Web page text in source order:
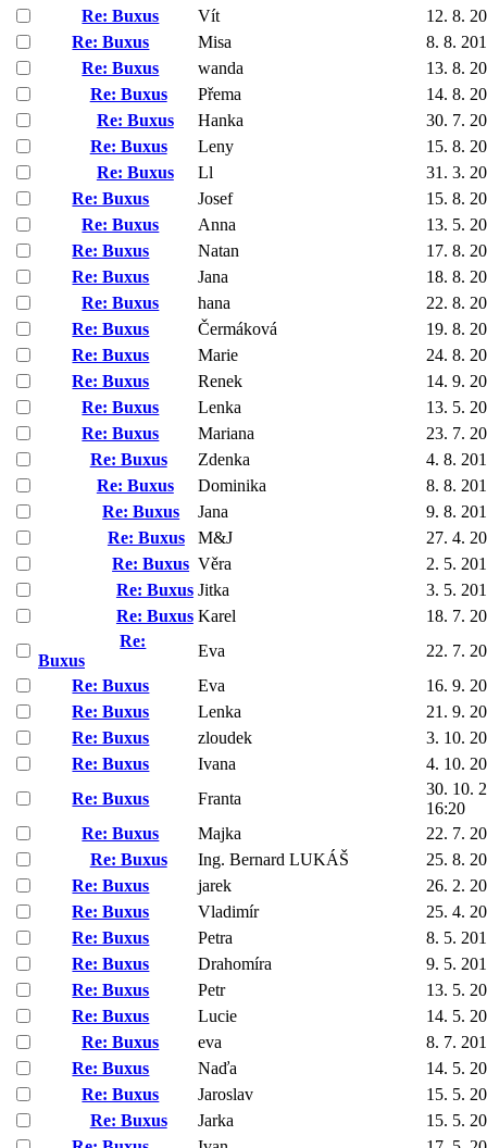
Re: Buxus
Vít
12. 8.
Re: Buxus
Misa
8. 8.
Re: Buxus
wanda
13. 8.
Re: Buxus
Přema
14. 8.
Re: Buxus
Hanka
30. 7.
Re: Buxus
Leny
15. 8.
Re: Buxus
Ll
31. 3.
Re: Buxus
Josef
15. 8.
Re: Buxus
Anna
13. 5.
Re: Buxus
Natan
17. 8.
Re: Buxus
Jana
18. 8.
Re: Buxus
hana
22. 8.
Re: Buxus
Čermáková
19. 8.
Re: Buxus
Marie
24. 8.
Re: Buxus
Renek
14. 9.
Re: Buxus
Lenka
13. 5.
Re: Buxus
Mariana
23. 7.
Re: Buxus
Zdenka
4. 8.
Re: Buxus
Dominika
8. 8.
Re: Buxus
Jana
9. 8.
Re: Buxus
M&J
27. 4.
Re: Buxus Věra
2. 5.
Re: Buxus Jitka
3. 5.
Re: Buxus Karel
18. 7.
Re:
Buxus
Eva
22. 7.
Re: Buxus
Eva
16. 9.
Re: Buxus
Lenka
21. 9.
Re: Buxus
zloudek
3. 10.
Re: Buxus
Ivana
4. 10.
Re: Buxus
Franta
30. 10.
16:20
Re: Buxus
Majka
22. 7.
Re: Buxus
Ing. Bernard LUKÁŠ
25. 8.
Re: Buxus
jarek
26. 2.
Re: Buxus
Vladimír
25. 4.
Re: Buxus
Petra
8. 5.
Re: Buxus
Drahomíra
9. 5.
Re: Buxus
Petr
13. 5.
Re: Buxus
Lucie
14. 5.
Re: Buxus
eva
8. 7.
Re: Buxus
Naďa
14. 5.
Re: Buxus
Jaroslav
15. 5.
Re: Buxus
Jarka
15. 5.